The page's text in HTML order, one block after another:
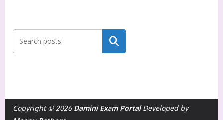
Search
Copyright © 2026 Damini Exam PortalDeveloped by